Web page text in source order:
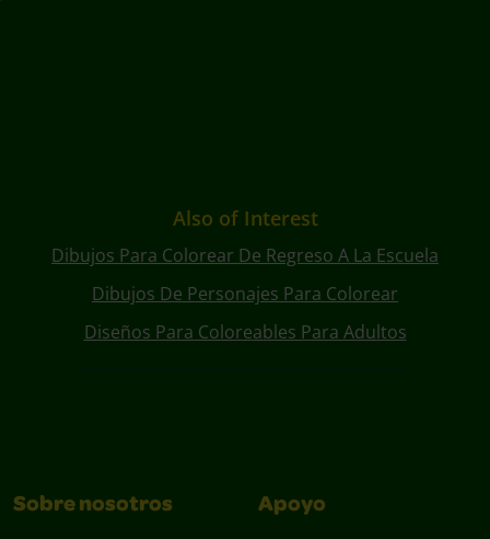
Also of Interest
Dibujos Para Colorear De Regreso A La Escuela
Dibujos De Personajes Para Colorear
Diseños Para Coloreables Para Adultos
Sobre nosotros Apoyo